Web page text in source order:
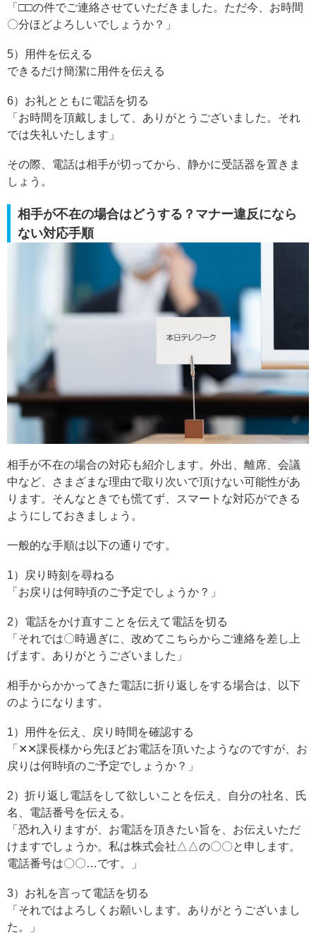
「□□の件でご連絡させていただきました。ただ今、お時間
〇分ほどよろしいでしょうか？」
5）用件を伝える
できるだけ簡潔に用件を伝える
6）お礼とともに電話を切る
「お時間を頂戴しまして、ありがとうございました。それ
では失礼いたします」
その際、電話は相手が切ってから、静かに受話器を置きま
しょう。
相手が不在の場合はどうする？マナー違反になら
ない対応手順
相手が不在の場合の対応も紹介します。外出、離席、会議
中など、さまざまな理由で取り次いで頂けない可能性があ
ります。そんなときでも慌てず、スマートな対応ができる
ようにしておきましょう。
一般的な手順は以下の通りです。
1）戻り時刻を尋ねる
「お戻りは何時頃のご予定でしょうか？」
2）電話をかけ直すことを伝えて電話を切る
「それでは〇時過ぎに、改めてこちらからご連絡を差し上
げます。ありがとうございました」
相手からかかってきた電話に折り返しをする場合は、以下
のようになります。
1）用件を伝え、戻り時間を確認する
「✕✕課長様から先ほどお電話を頂いたようなのですが、お
戻りは何時頃のご予定でしょうか？」
2）折り返し電話をして欲しいことを伝え、自分の社名、氏
名、電話番号を伝える。
「恐れ入りますが、お電話を頂きたい旨を、お伝えいただ
けますでしょうか。私は株式会社△△の〇〇と申します。
電話番号は〇〇…です。」
3）お礼を言って電話を切る
「それではよろしくお願いします。ありがとうございまし
た。」